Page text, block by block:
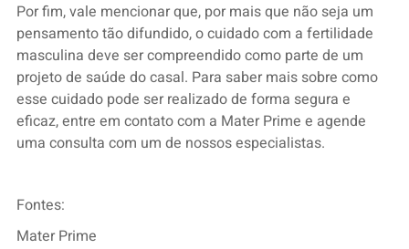
Por fim, vale mencionar que, por mais que não seja um
pensamento tão difundido, o cuidado com a fertilidade
masculina deve ser compreendido como parte de um
projeto de saúde do casal. Para saber mais sobre como
esse cuidado pode ser realizado de forma segura e
eficaz, entre em contato com a Mater Prime e agende
uma consulta com um de nossos especialistas.
Fontes:
Mater Prime